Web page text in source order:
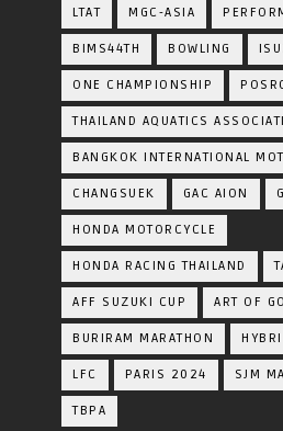
LTAT MGC-ASIA
BIMS44TH BOWLING
ONE CHAMPIONSHIP
THAILAND AQUATICS
BANGKOK INTERNATIONAL
CHANGSUEK GAC AION
HONDA MOTORCYCLE
HONDA RACING THAILAND
AFF SUZUKI CUP ART OF
BURIRAM MARATHON
LFC PARIS 2024 SJM
TBPA